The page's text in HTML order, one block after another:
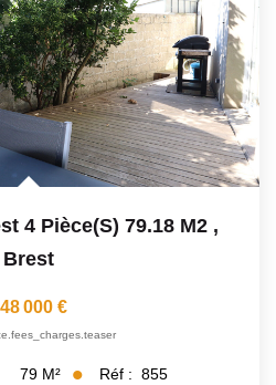
4 Pièce(s) 79.18 M2 ,
Brest
000 €
79 M² Réf : 855